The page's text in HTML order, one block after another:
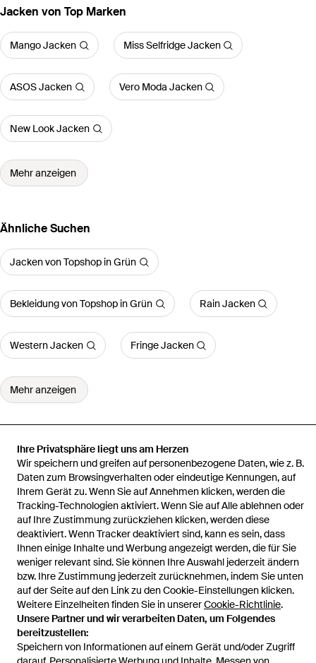
Ihre Privatsphäre liegt uns am Herzen
Wir speichern und greifen auf personenbezogene Daten, wie z. B.
Daten zum Browsingverhalten oder eindeutige Kennungen, auf
Ihrem Gerät zu. Wenn Sie auf Annehmen klicken, werden die
Tracking-Technologien aktiviert. Wenn Sie auf Alle ablehnen oder
auf Ihre Zustimmung zurückziehen klicken, werden diese
deaktiviert. Wenn Tracker deaktiviert sind, kann es sein, dass
Ihnen einige Inhalte und Werbung angezeigt werden, die für Sie
weniger relevant sind. Sie können Ihre Auswahl jederzeit ändern
bzw. Ihre Zustimmung jederzeit zurücknehmen, indem Sie unten
auf der Seite auf den Link zu den Cookie-Einstellungen klicken.
Weitere Einzelheiten finden Sie in unsererCookie-Richtlinie.
Unsere Partner und wir verarbeiten Daten, um Folgendes
bereitzustellen:
Speichern von Informationen auf einem Gerät und/oder Zugriff
Jacken von Top Marken
Mango Jacken Miss Selfridge Jacken
ASOS Jacken Vero Moda Jacken
New Look Jacken
Mehr anzeigen
Ähnliche Suchen
Jacken von Topshop in Grün
Bekleidung von Topshop in Grün Rain Jacken
Western Jacken Fringe Jacken
Mehr anzeigen
Startseite Damen Jacken TOPSHOP Jacken – taillierter blazer
Hilfe und Informationen